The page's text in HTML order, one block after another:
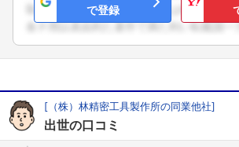
で登録
[（株）林精密工具製作所の同業他社]
出世の口コミ